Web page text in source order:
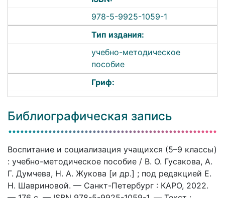
978-5-9925-1059-1
Тип издания:
учебно-методическое
пособие
Гриф:
Библиографическая запись
Воспитание и социализация учащихся (5–9 классы)
: учебно-методическое пособие / В. О. Гусакова, А.
Г. Думчева, Н. А. Жукова [и др.] ; под редакцией Е.
Н. Шавриновой. — Санкт-Петербург : КАРО, 2022.